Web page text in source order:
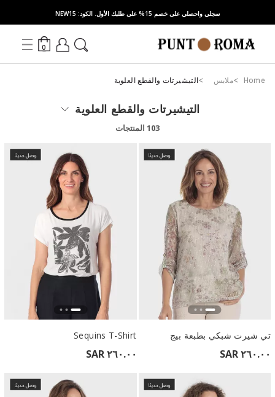
سجلي واحصلي على خصم 15% على طلبك الأول. الكود: NEW15
0
Home ملابس التيشيرتات والقطع العلوية
التيشيرتات والقطع العلوية
103 المنتجات
تي شيرت شبكي بطبعة بيج
٢٦٠.٠٠ SAR
Sequins T-Shirt
٢٦٠.٠٠ SAR